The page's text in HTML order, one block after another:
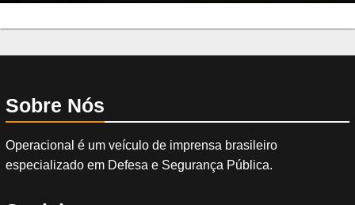
Sobre Nós
Operacional é um veículo de imprensa brasileiro
especializado em Defesa e Segurança Pública.